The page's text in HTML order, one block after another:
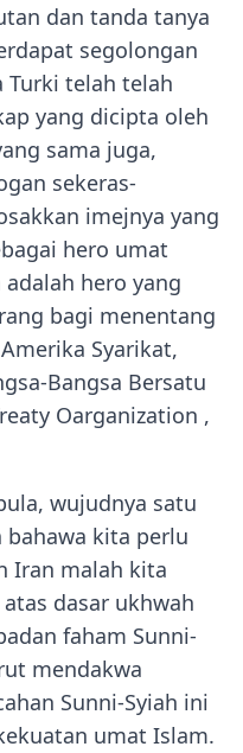
dan tanda tanya
segolongan
Turki telah telah
yang dicipta oleh
sama juga,
sekeras-
imejnya yang
hero umat
hero yang
bagi menentang
Syarikat,
Bangsa Bersatu
Oarganization ,
wujudnya satu
kita perlu
Iran malah kita
dasar ukhwah
faham Sunni-
mendakwa
Sunni-Syiah ini
umat Islam.